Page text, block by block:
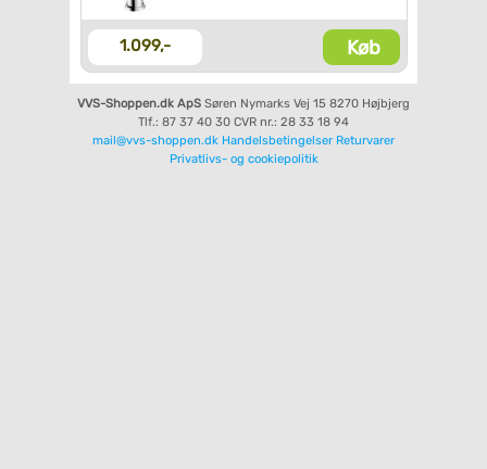
1.099,- Køb
VVS-Shoppen.dk ApS Søren Nymarks Vej 15 8270 Højbjerg
Tlf.: 87 37 40 30 CVR nr.: 28 33 18 94
mail@vvs-shoppen.dk Handelsbetingelser Returvarer
Privatlivs- og cookiepolitik